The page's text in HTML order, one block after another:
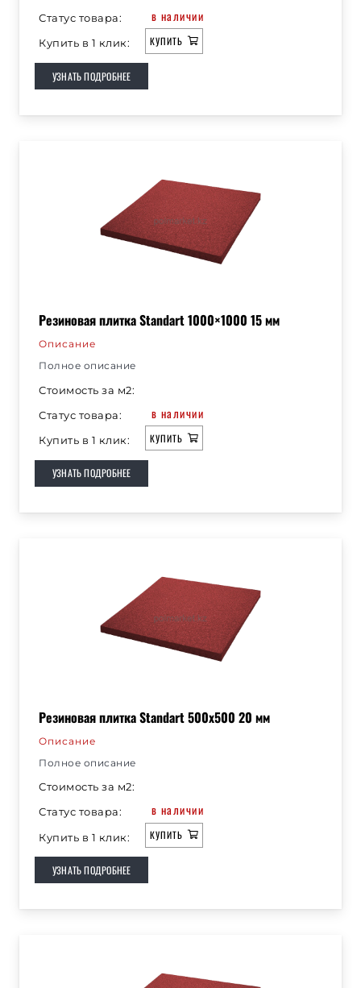
Статус товара:
в наличии
Купить в 1 клик: КУПИТЬ
УЗНАТЬ ПОДРОБНЕЕ
Резиновая плитка Standart 1000×1000 15 мм
Описание
Полное описание
Стоимость за м2:
Статус товара:
в наличии
Купить в 1 клик: КУПИТЬ
УЗНАТЬ ПОДРОБНЕЕ
Резиновая плитка Standart 500х500 20 мм
Описание
Полное описание
Стоимость за м2:
Статус товара:
в наличии
Купить в 1 клик: КУПИТЬ
УЗНАТЬ ПОДРОБНЕЕ